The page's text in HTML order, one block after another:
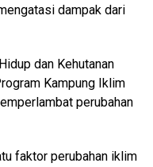
dampak dari
dan Kehutanan
Kampung Iklim
perubahan
faktor perubahan iklim